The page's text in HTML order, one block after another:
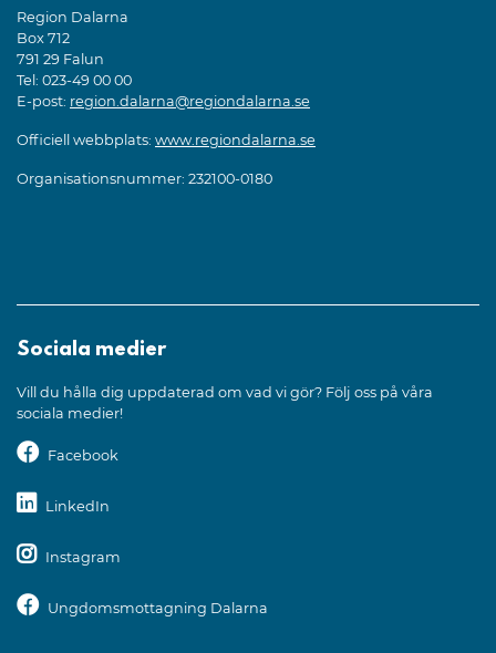
Region Dalarna
Box 712
791 29 Falun
Tel: 023-49 00 00
E-post: region.dalarna@regiondalarna.se
Officiell webbplats: www.regiondalarna.se
Organisationsnummer: 232100-0180
Sociala medier
Vill du hålla dig uppdaterad om vad vi gör? Följ oss på våra
sociala medier!
Facebook
LinkedIn
Instagram
Ungdomsmottagning Dalarna